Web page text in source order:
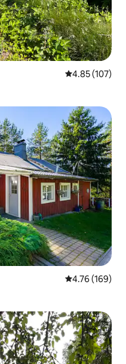
평점 4.85점(5
4.85 (107)
평점 4.76점(5
4.76 (169)